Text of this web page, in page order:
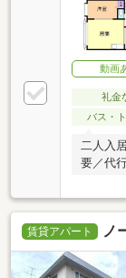
動画
礼金
バス・
二人入
要／代
賃貸アパート ノ